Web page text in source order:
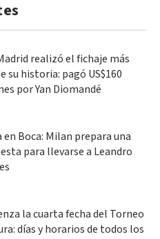
realizó el fichaje más
su historia: pagó US$160
por Yan Diomandé
Boca: Milan prepara una
para llevarse a Leandro
la cuarta fecha del Torneo
días y horarios de todos los